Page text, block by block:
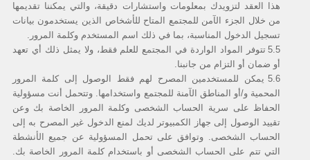
هذا العقد لتزويدك بمعلومات واستشارات دقيقة، والتي يمكننا تقديمها
من خلال الجزء الآمن للمجتمع المتاح للأشخاص الذين يستخدمون بيانات
تسجيل الدخول المناسبة، بما في ذلك اسم المستخدم وكلمة المرور.
5.5 تتوفر المواد الواردة في المجتمع للعلم فقط، ولا يمثل ذلك أي تعهد
أو ضمان أو التزام من جانبنا.
5.6 يمكن للمستخدمين المصرح لهم فقط الوصول إلى كلمة المرور
المحمية و/أو المناطق الآمنة للمجتمع واستخدامها. وتتحمل أنت مسؤولية
الحفاظ على سرية الحساب الشخصى وكلمة المرور الخاصة بك وعن
تقييد الوصول إلى جهاز الكمبيوتر لديك لمنع الدخول غير المصرح به إلى
الحساب الشخصى. وتوافق على تحمل المسؤولية عن جميع الأنشطة
التي تتم على الحساب الشخصى أو باستخدام كلمة المرور الخاصة بك.